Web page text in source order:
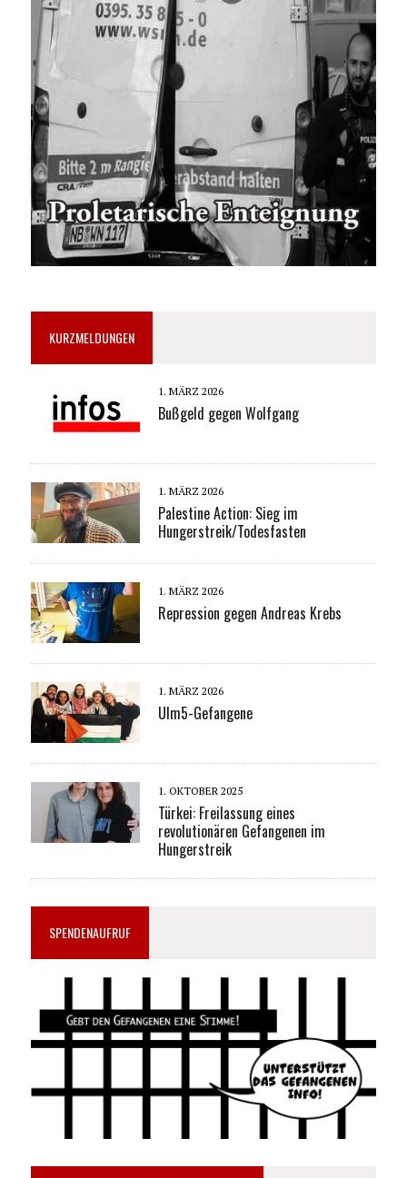
KURZMELDUNGEN
1. MÄRZ 2026
Bußgeld gegen Wolfgang
1. MÄRZ 2026
Palestine Action: Sieg im
Hungerstreik/Todesfasten
1. MÄRZ 2026
Repression gegen Andreas Krebs
1. MÄRZ 2026
Ulm5-Gefangene
1. OKTOBER 2025
Türkei: Freilassung eines
revolutionären Gefangenen im
Hungerstreik
SPENDENAUFRUF